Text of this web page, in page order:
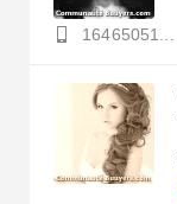
16465051...